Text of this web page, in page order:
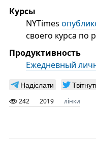
Курсы
NYTimes
своего курса по
Продуктивность
Ежедневный
Надіслати
242 2019 лінки